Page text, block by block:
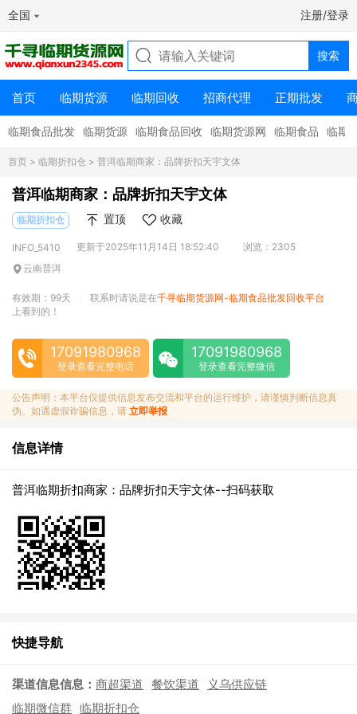
全国 注册/登录
首页 临期货源 临期回收 招商代理 正期批发
临期食品批发 临期货源 临期食品回收 临期货源网 临期食品 临期
首页 > 临期折扣仓 > 普洱临期商家：品牌折扣天宇文体
普洱临期商家：品牌折扣天宇文体
临期折扣仓 置顶 收藏
INFO_5410 更新于2025年11月14日 18:52:40
浏览：2305
云南普洱
有效期：99天 联系时请说是在千寻临期货源网-临期食品批发回收平台
上看到的！
17091980968
登录查看完整电话
17091980968
登录查看完整微信
公告声明：本平台仅提供信息发布交流和平台的运行维护，请谨慎判断信息真
伪。如遇虚假诈骗信息，请 立即举报
信息详情
普洱临期折扣商家：品牌折扣天宇文体--扫码获取
快捷导航
渠道信息信息： 商超渠道 餐饮渠道
义乌供应链
临期微信群 临期折扣仓